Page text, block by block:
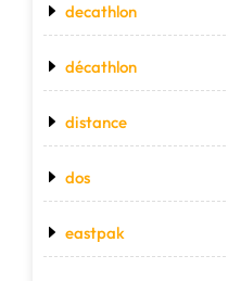
decathlon
décathlon
distance
dos
eastpak